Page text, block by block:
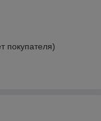
покупателя)